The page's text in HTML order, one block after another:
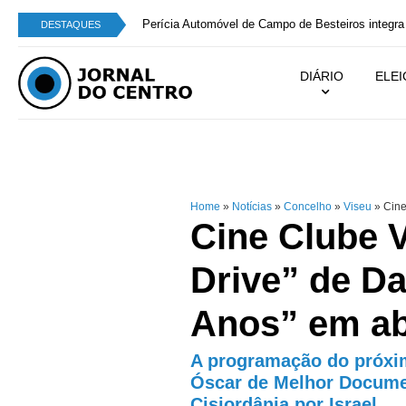
DESTAQUES Perícia Automóvel de Campo de Besteiros
DIÁRIO
Home » Notícias » Concelho » Viseu »
Cine Clube
Drive” de
Anos” em
A programação do
Óscar de Melhor